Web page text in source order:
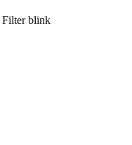
Filter blink